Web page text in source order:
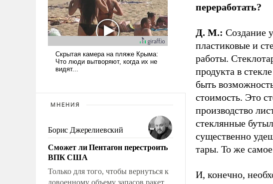
МНЕНИЯ
Борис Джерелиевский
Сможет ли Пентагон перестроить
ВПК США
Только для того, чтобы вернуться к
довоенному объему запасов ракет
переработать?
Д. М.: Создание
пластиковые и
работы.
продукта в
быть
стоимость. Это
производство
стеклянные
существенно
тары. То же
И, конечно,